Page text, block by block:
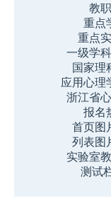
教
重点
重点
一级学
国家理
应用心理
浙江省
报名
首页图
列表图
实验室
测试